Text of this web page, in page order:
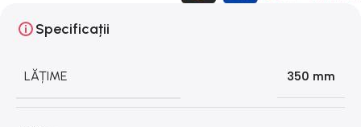
Specificații
LĂȚIME 350 mm